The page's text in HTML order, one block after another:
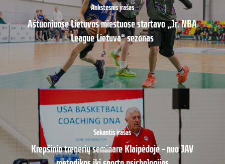
Ankstesnis įrašas
Aštuoniuose Lietuvos miestuose startavo „Jr. NBA
League Lietuva“ sezonas
Sekantis įrašas
Krepšinio trenerių seminare Klaipėdoje – nuo JAV